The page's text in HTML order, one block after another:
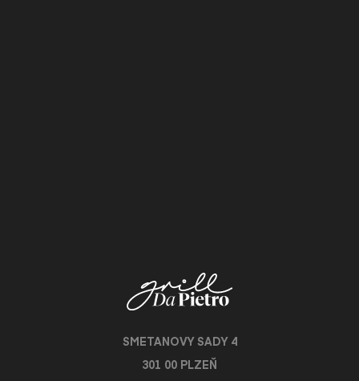
SMETANOVY SADY 4
301 00 PLZEŇ